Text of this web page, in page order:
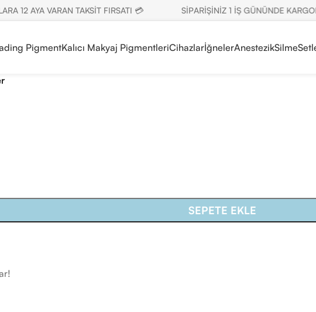
12 AYA VARAN TAKSİT FIRSATI 💳 SİPARİŞİNİZ 1 İŞ GÜNÜNDE
PigmentKalıcı Makyaj PigmentleriCihazlarİğnelerAnestezikSilme
SEPETE EKLE